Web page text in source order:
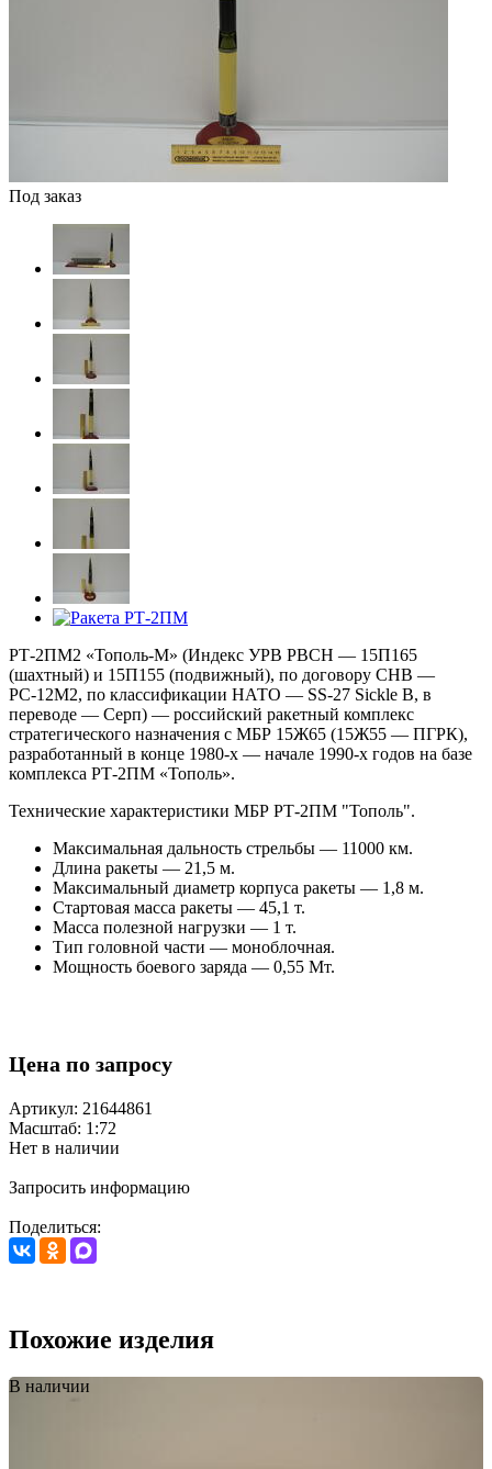
Под заказ
РТ-2ПМ2 «Тополь-М» (Индекс УРВ РВСН — 15П165
(шахтный) и 15П155 (подвижный), по договору СНВ —
РС-12М2, по классификации НАТО — SS-27 Sickle B, в
переводе — Серп) — российский ракетный комплекс
стратегического назначения c МБР 15Ж65 (15Ж55 — ПГРК),
разработанный в конце 1980-х — начале 1990-х годов на базе
комплекса РТ-2ПМ «Тополь».
Технические характеристики МБР РТ-2ПМ "Тополь".
Максимальная дальность стрельбы — 11000 км.
Длина ракеты — 21,5 м.
Максимальный диаметр корпуса ракеты — 1,8 м.
Стартовая масса ракеты — 45,1 т.
Масса полезной нагрузки — 1 т.
Тип головной части — моноблочная.
Мощность боевого заряда — 0,55 Мт.
Цена по запросу
Артикул: 21644861
Масштаб: 1:72
Нет в наличии
Запросить информацию
Поделиться:
Похожие изделия
В наличии